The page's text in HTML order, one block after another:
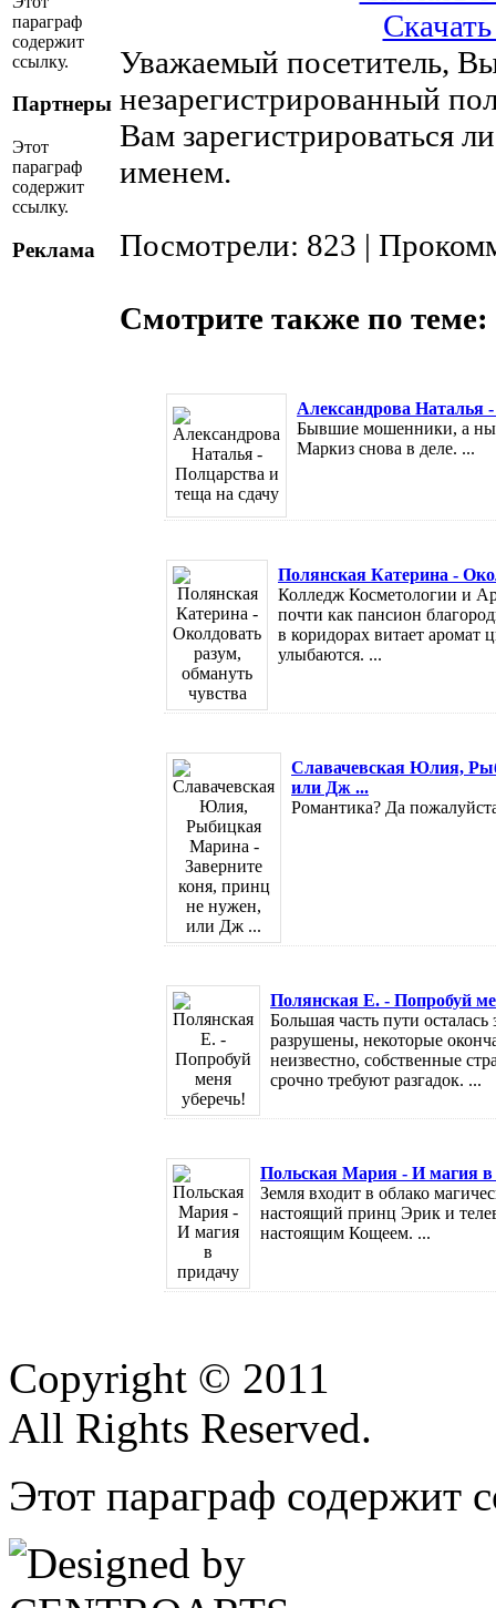
параграф
содержит
ссылку.
Партнеры
Этот
параграф
содержит
ссылку.
Реклама
Уважаемый посетитель,
незарегистрированный
Вам зарегистрироваться
именем.
Посмотрели: 823 |
Смотрите также по теме:
Александрова Наталья
Бывшие мошенники, а
Маркиз снова в деле. ...
Полянская Катерина -
Колледж Косметологии и
почти как пансион
в коридорах витает аромат
улыбаются. ...
Славачевская Юлия,
или Дж ...
Романтика? Да
Полянская Е. - Попробуй
Большая часть пути
разрушены, некоторые
неизвестно, собственные
срочно требуют разгадок. ...
Польская Мария - И магия в
Земля входит в облако
настоящий принц Эрик и
настоящим Кощеем. ...
Copyright © 2011
All Rights Reserved.
Этот параграф содержит